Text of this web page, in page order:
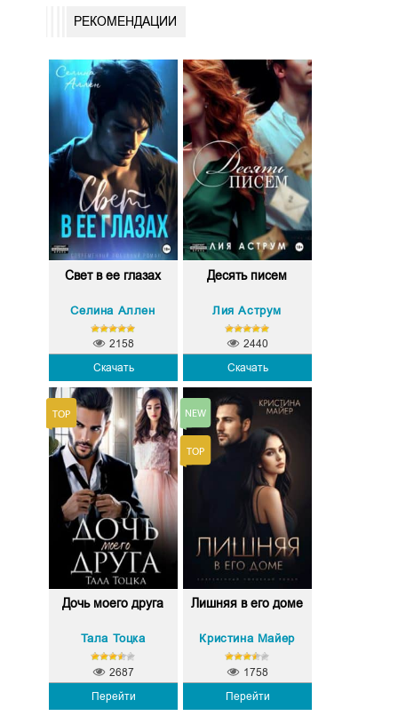
РЕКОМЕНДАЦИИ
Свет в ее глазах
Селина Аллен
Скачать
2158
Десять писем
Лия Аструм
Скачать
2440
Дочь моего друга
Тала Тоцка
Перейти
2687
Лишняя в его доме
Кристина Майер
Перейти
1758